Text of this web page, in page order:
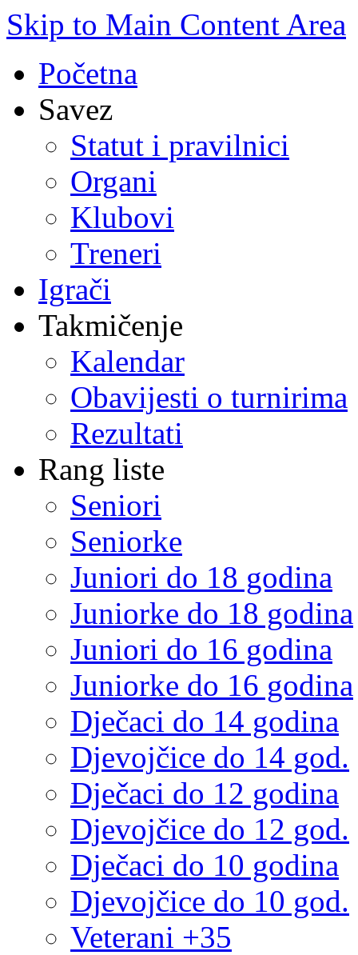
Skip to Main Content Area
Početna
Savez
Statut i pravilnici
Organi
Klubovi
Treneri
Igrači
Takmičenje
Kalendar
Obavijesti o turnirima
Rezultati
Rang liste
Seniori
Seniorke
Juniori do 18 godina
Juniorke do 18 godina
Juniori do 16 godina
Juniorke do 16 godina
Dječaci do 14 godina
Djevojčice do 14 god.
Dječaci do 12 godina
Djevojčice do 12 god.
Dječaci do 10 godina
Djevojčice do 10 god.
Veterani +35